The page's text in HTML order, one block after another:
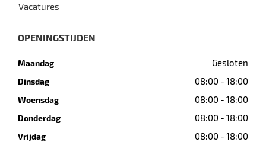
Vacatures
OPENINGSTIJDEN
Maandag Gesloten
Dinsdag 08:00 - 18:00
Woensdag 08:00 - 18:00
Donderdag 08:00 - 18:00
Vrijdag 08:00 - 18:00